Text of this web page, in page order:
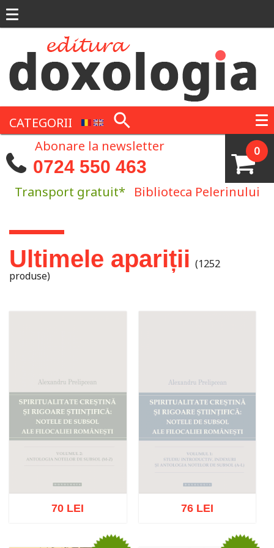
CATEGORII
0
Abonare la newsletter
0724 550 463
Transport gratuit* Biblioteca Pelerinului
Eşti aici
Ultimele apariții (1252
produse)
70 LEI 76 LEI